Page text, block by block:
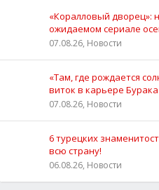
«Коралловый дворец»:
ожидаемом сериале
07.08.26, Новости
«Там, где рождается
виток в карьере
07.08.26, Новости
6 турецких
всю страну!
06.08.26, Новости